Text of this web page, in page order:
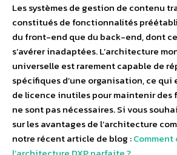
Les systèmes de gestion de contenu
constitués de fonctionnalités
du front-end que du back-end, dont
s’avérer inadaptées. L’architecture
universelle est rarement capable de
spécifiques d’une organisation, ce
de licence inutiles pour maintenir
ne sont pas nécessaires. Si vous
sur les avantages de l’architecture
notre récent article de blog :